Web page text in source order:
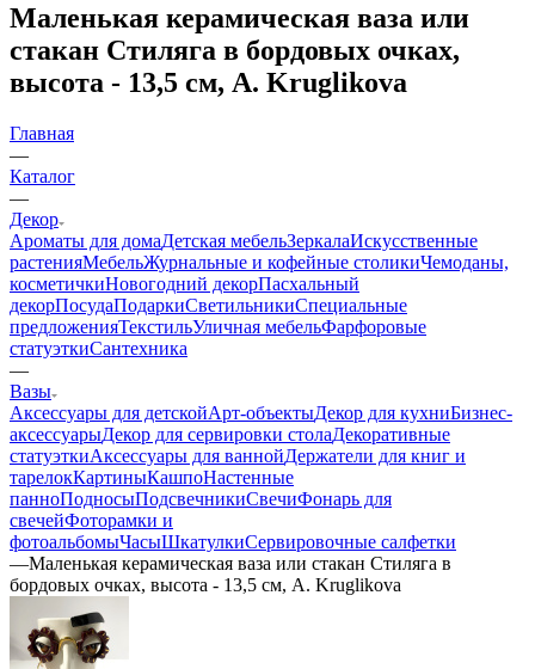
Маленькая керамическая ваза или
стакан Стиляга в бордовых очках,
высота - 13,5 см, A. Kruglikova
Главная
—
Каталог
—
Декор
Ароматы для домаДетская мебельЗеркалаИскусственные
растенияМебельЖурнальные и кофейные столикиЧемоданы,
косметичкиНовогодний декорПасхальный
декорПосудаПодаркиСветильникиСпециальные
предложенияТекстильУличная мебельФарфоровые
статуэткиСантехника
—
Вазы
Аксессуары для детскойАрт-объектыДекор для кухниБизнес-
аксессуарыДекор для сервировки столаДекоративные
статуэткиАксессуары для ваннойДержатели для книг и
тарелокКартиныКашпоНастенные
панноПодносыПодсвечникиСвечиФонарь для
свечейФоторамки и
фотоальбомыЧасыШкатулкиСервировочные салфетки
—Маленькая керамическая ваза или стакан Стиляга в
бордовых очках, высота - 13,5 см, A. Kruglikova